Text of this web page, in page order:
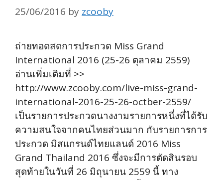
25/06/2016 by zcooby
ถ่ายทอดสดการประกวด Miss Grand
International 2016 (25-26 ตุลาคม 2559)
อ่านเพิ่มเติมที่ >>
http://www.zcooby.com/live-miss-grand-
international-2016-25-26-octber-2559/
เป็นรายการประกวดนางงามรายการหนึ่งที่ได้รับ
ความสนใจจากคนไทยส่วนมาก กับรายการการ
ประกวด มิสแกรนด์ไทยแลนด์ 2016 Miss
Grand Thailand 2016 ซึ่งจะมีการตัดสินรอบ
สุดท้ายในวันที่ 26 มิถุนายน 2559 นี้ ทาง